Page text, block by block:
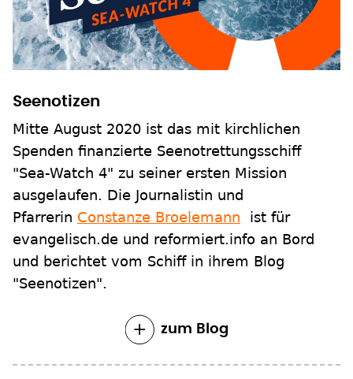
Seenotizen
Mitte August 2020 ist das mit kirchlichen
Spenden finanzierte Seenotrettungsschiff
"Sea-Watch 4" zu seiner ersten Mission
ausgelaufen. Die Journalistin und
Pfarrerin Constanze Broelemann ist für
evangelisch.de und reformiert.info an Bord
und berichtet vom Schiff in ihrem Blog
"Seenotizen".
zum Blog